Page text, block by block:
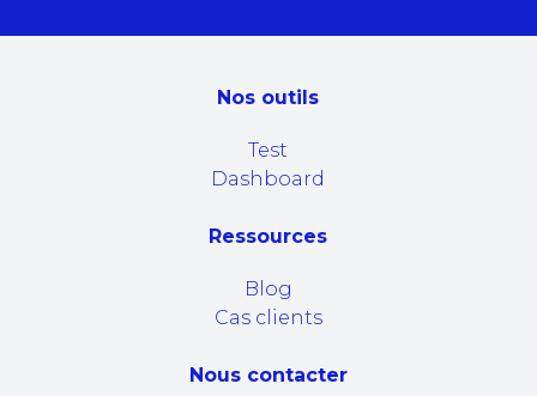
Nos outils
Test
Dashboard
Ressources
Blog
Cas clients
Nous contacter